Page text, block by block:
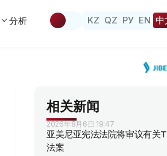
分析 KZ QZ РУ EN 中
相关新闻
2026年8月6日 19:47
亚美尼亚宪法法院将审议有关
法案